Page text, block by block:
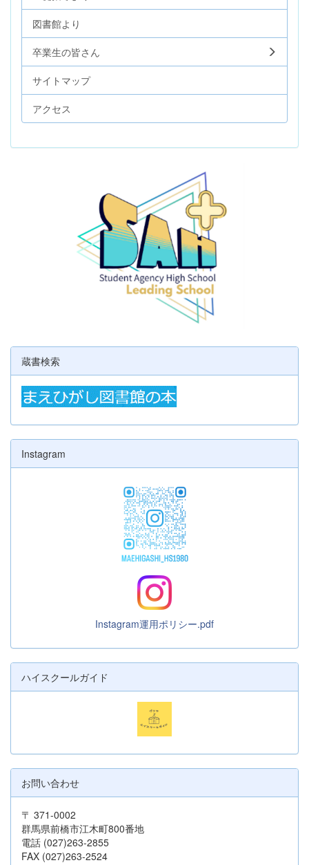
図書館より
卒業生の皆さん
サイトマップ
アクセス
蔵書検索
Instagram
Instagram運用ポリシー.pdf
ハイスクールガイド
お問い合わせ
〒 371-0002
群馬県前橋市江木町800番地
電話 (027)263-2855
FAX (027)263-2524